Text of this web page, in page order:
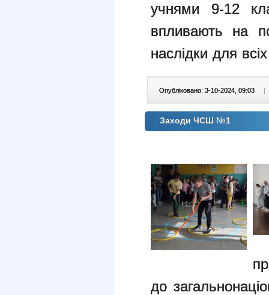
учнями 9-12
впливають на
наслідки для
Опубліковано: 3-10-2024, 09:03 |
Заходи ЧСШ №1
до